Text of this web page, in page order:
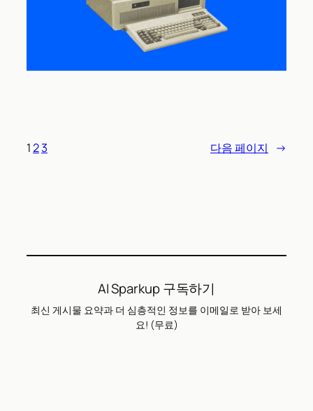
123 다음 페이지 →
AI Sparkup 구독하기
최신 게시물 요약과 더 심층적인 정보를 이메일로 받아 보세
요! (무료)